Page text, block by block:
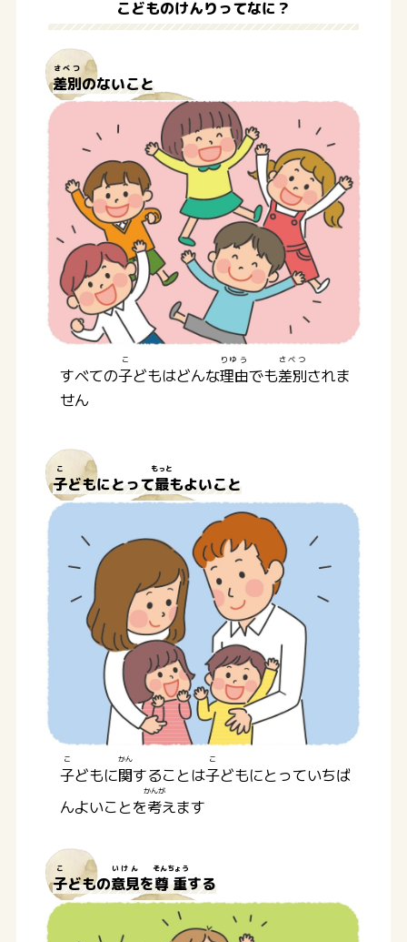
こどものけんりってなに？
差別
さべつ
のないこと
すべての子
こ
どもはどんな理由
りゆう
でも差別
さべつ
されま
せん
子
こ
どもにとって最
もっと
もよいこと
子
こ
どもに関
かん
することは子
こ
どもにとっていちば
んよいことを考
かんが
えます
子
こ
どもの意見
いけん
を尊重
そんちょう
する